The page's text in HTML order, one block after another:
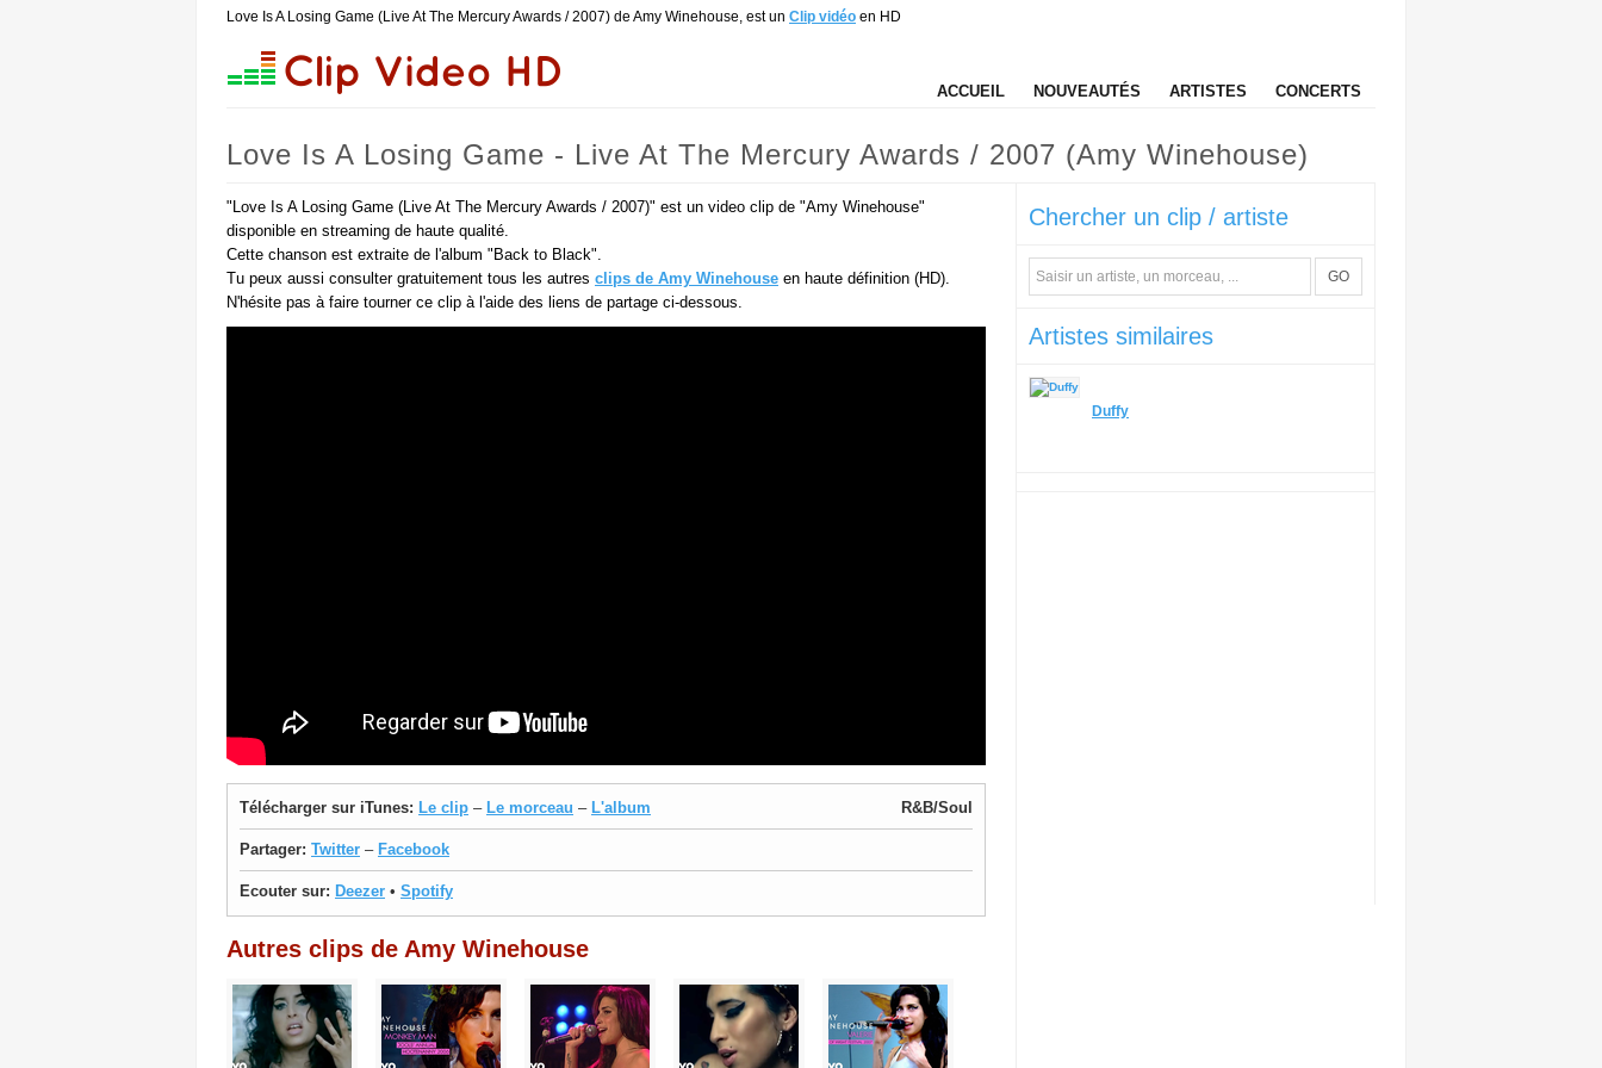
Love Is A Losing Game (Live At The Mercury Awards / 2007) de Amy Winehouse, est un Clip vidéo en HD
ACCUEIL NOUVEAUTÉS ARTISTES CONCERTS
Love Is A Losing Game - Live At The Mercury Awards / 2007 (Amy Winehouse)
"Love Is A Losing Game (Live At The Mercury Awards / 2007)" est un video clip de "Amy Winehouse"
disponible en streaming de haute qualité.
Cette chanson est extraite de l'album "Back to Black".
Tu peux aussi consulter gratuitement tous les autres clips de Amy Winehouse en haute définition (HD).
N'hésite pas à faire tourner ce clip à l'aide des liens de partage ci-dessous.
R&B/Soul
Télécharger sur iTunes: Le clip – Le morceau – L'album
Partager: Twitter – Facebook
Ecouter sur: Deezer • Spotify
Autres clips de Amy Winehouse
Chercher un clip / artiste
GO
Artistes similaires
Duffy